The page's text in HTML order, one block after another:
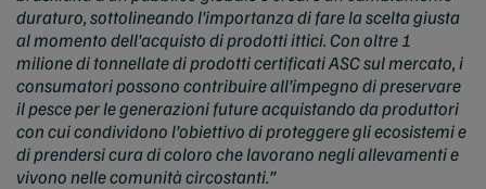
duraturo, sottolineando l'importanza di fare la scelta giusta
al momento dell'acquisto di prodotti ittici. Con oltre 1
milione di tonnellate di prodotti certificati ASC sul mercato, i
consumatori possono contribuire all’impegno di preservare
il pesce per le generazioni future acquistando da produttori
con cui condividono l’obiettivo di proteggere gli ecosistemi e
di prendersi cura di coloro che lavorano negli allevamenti e
vivono nelle comunità circostanti.”